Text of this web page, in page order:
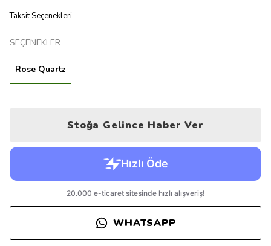
Taksit Seçenekleri
SEÇENEKLER
Rose Quartz
Stoğa Gelince Haber Ver
WHATSAPP